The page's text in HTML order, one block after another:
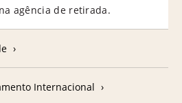
agência de retirada.
Internacional